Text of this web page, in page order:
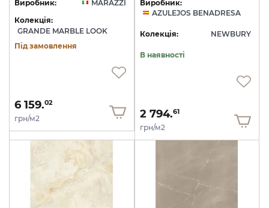
Виробник:
MARAZZI
Колекція:
GRANDE MARBLE LOOK
Під замовлення
6 159.02
грн/м2
Виробник:
AZULEJOS BENADRESA
Колекція: NEWBURY
В наявності
2 794.61
грн/м2